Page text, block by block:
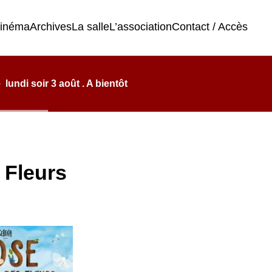
ArchivesLa salleL’associationContact / Accès
lundi soir 3 août . A bientôt
Fleurs